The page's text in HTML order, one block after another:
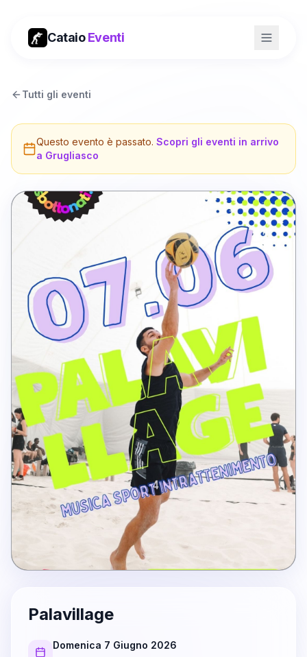
CataioEventi
Tutti gli eventi
Questo evento è passato. Scopri gli eventi in arrivo
a Grugliasco
Palavillage
Domenica 7 Giugno 2026